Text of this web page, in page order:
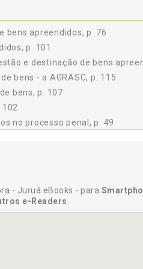
de Drogas, p. 136
de Lavagem de Dinheiro, p. 137
BENS PARA O DIREITO
de Domínio, p. 152
para a Gestão de Bens
bens apreendidos, p. 76
p. 101
e destinação de bens
bens - a AGRASC, p. 115
bens, p. 107
102
no processo penal, p. 49
del Abuso de Drogas (CICAD),
a atuação do Estado no
de ativos, p. 93
(CPP), p. 135
- Juruá eBooks - para
e-Readers.